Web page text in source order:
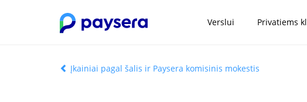
Verslui Privatiems
Įkainiai pagal šalis ir Paysera komisinis mokestis